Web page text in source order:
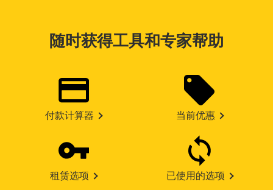
随时获得工具和专家帮助
付款计算器 当前优惠
租赁选项 已使用的选项